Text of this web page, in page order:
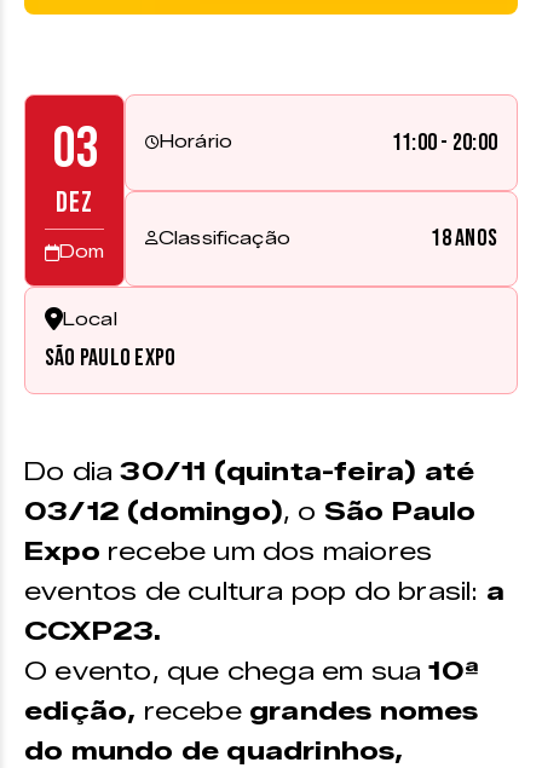
03
DEZ
Dom
Horário 11:00 - 20:00
Classificação 18 anos
Local
São Paulo Expo
Do dia 30/11 (quinta-feira) até
03/12 (domingo), o São Paulo
Expo recebe um dos maiores
eventos de cultura pop do brasil: a
CCXP23.
O evento, que chega em sua10ª
edição, recebe grandes nomes
do mundo de quadrinhos,